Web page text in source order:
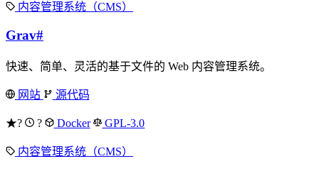
内容管理系统（CMS）
Grav#
快速、简单、灵活的基于文件的 Web 内容管理系统。
网站 源代码
★? ? Docker GPL-3.0
内容管理系统（CMS）